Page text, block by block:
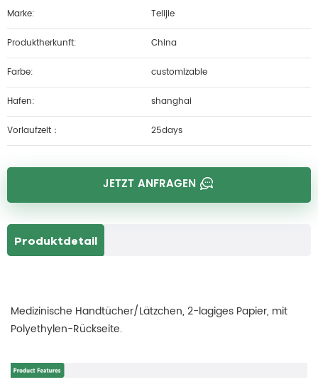
Marke: Telijie
Produktherkunft: China
Farbe: customizable
Hafen: shanghai
Vorlaufzeit： 25days
JETZT ANFRAGEN
Produktdetail
Medizinische Handtücher/Lätzchen, 2-lagiges Papier, mit
Polyethylen-Rückseite.